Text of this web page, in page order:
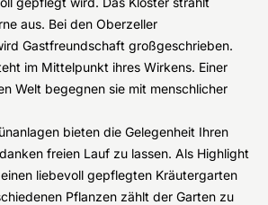
aus. Bei den Oberzeller
Gastfreundschaft großgeschrieben.
im Mittelpunkt ihres Wirkens. Einer
Welt begegnen sie mit menschlicher
bieten die Gelegenheit Ihren
freien Lauf zu lassen. Als Highlight
liebevoll gepflegten Kräutergarten
Pflanzen zählt der Garten zu